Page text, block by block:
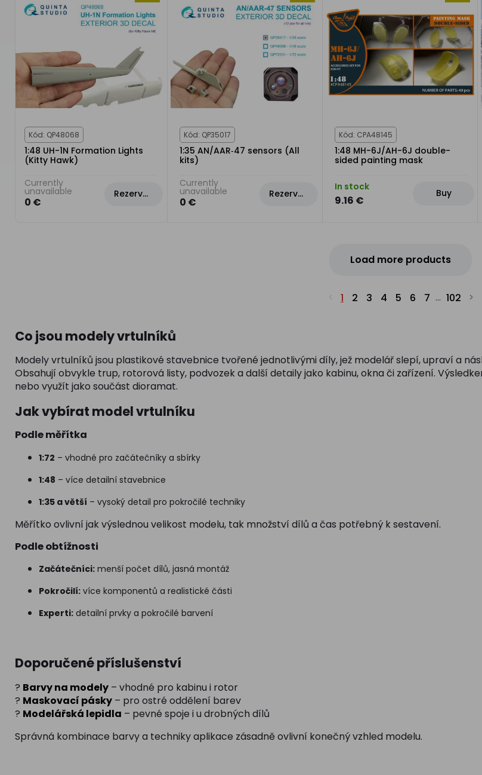
Kód: QP48068
1:48 UH-1N Formation Lights
(Kitty Hawk)
Currently
unavailable
0 €
Rezervovat
Kód: QP35017
1:35 AN/AAR‑47 sensors (All
kits)
Currently
unavailable
0 €
Rezervovat
Kód: CPA48145
1:48 MH-6J/AH-6J double-
sided painting mask
In stock
9.16 €
Buy
Load more products
1 2 3 4 5 6 7 ... 102
Co jsou modely vrtulníků
Modely vrtulníků jsou plastikové stavebnice tvořené jednotlivými díly, jež modelář slepí, upraví a
Obsahují obvykle trup, rotorová listy, podvozek a další detaily jako kabinu, okna či zařízení.
nebo využít jako součást dioramat.
Jak vybírat model vrtulníku
Podle měřítka
1:72 – vhodné pro začátečníky a sbírky
1:48 – více detailní stavebnice
1:35 a větší – vysoký detail pro pokročilé techniky
Měřítko ovlivní jak výslednou velikost modelu, tak množství dílů a čas potřebný k sestavení.
Podle obtížnosti
Začátečníci: menší počet dílů, jasná montáž
Pokročilí: více komponentů a realistické části
Experti: detailní prvky a pokročilé barvení
Doporučené příslušenství
? Barvy na modely – vhodné pro kabinu i rotor
? Maskovací pásky – pro ostré oddělení barev
? Modelářská lepidla – pevné spoje i u drobných dílů
Správná kombinace barvy a techniky aplikace zásadně ovlivní konečný vzhled modelu.